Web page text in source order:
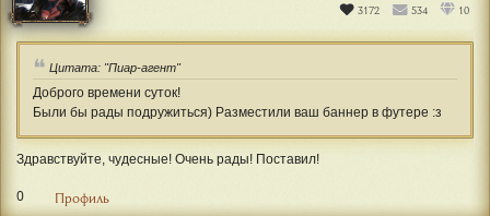
3172 534 10
Цитата: "Пиар-агент"
Доброго времени суток!
Были бы рады подружиться) Разместили ваш баннер в футере :з
Здравствуйте, чудесные! Очень рады! Поставил!
0 Профиль